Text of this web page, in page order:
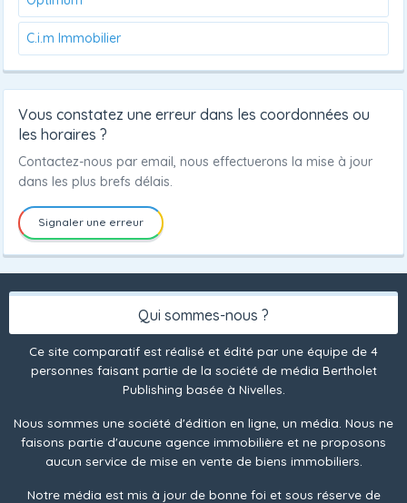
C.i.m Immobilier
Vous constatez une erreur dans les coordonnées ou
les horaires ?
Contactez-nous par email, nous effectuerons la mise à jour
dans les plus brefs délais.
Signaler une erreur
Qui sommes-nous ?
Ce site comparatif est réalisé et édité par une équipe de 4
personnes faisant partie de la société de média Bertholet
Publishing basée à Nivelles.
Nous sommes une société d'édition en ligne, un média. Nous ne
faisons partie d'aucune agence immobilière et ne proposons
aucun service de mise en vente de biens immobiliers.
Notre média est mis à jour de bonne foi et sous réserve de